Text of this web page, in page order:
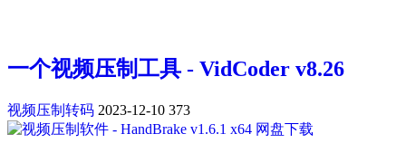
一个视频压制工具 - VidCoder v8.26
视频压制转码 2023-12-10 373